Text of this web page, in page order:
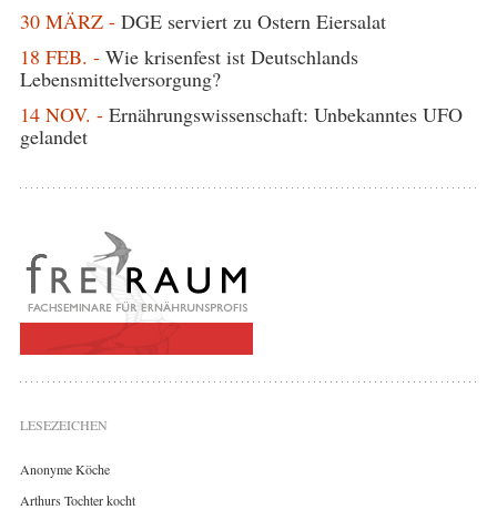
30 MÄRZ - DGE serviert zu Ostern Eiersalat
18 FEB. - Wie krisenfest ist Deutschlands
Lebensmittelversorgung?
14 NOV. - Ernährungswissenschaft: Unbekanntes UFO
gelandet
LESEZEICHEN
Anonyme Köche
Arthurs Tochter kocht